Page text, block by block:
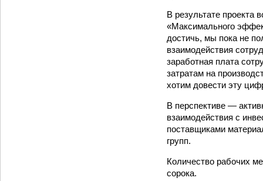
В результате проекта
«Максимального
достичь, мы пока не
взаимодействия
заработная плата
затратам на
хотим довести эту
В перспективе —
взаимодействия с
поставщиками
групп.
Количество рабочих
сорока.